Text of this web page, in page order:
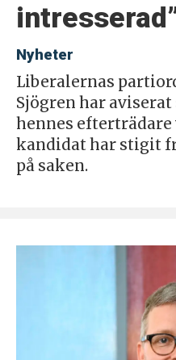
Nyheter
Liberalernas
Sjögren har
hennes efterträdare
kandidat har stigit
på saken.